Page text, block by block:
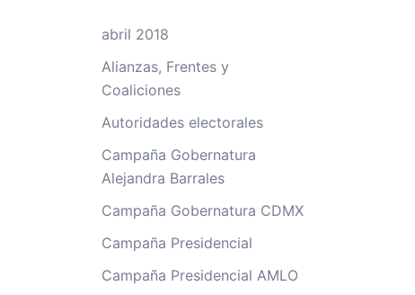
abril 2018
Alianzas, Frentes y
Coaliciones
Autoridades electorales
Campaña Gobernatura
Alejandra Barrales
Campaña Gobernatura CDMX
Campaña Presidencial
Campaña Presidencial AMLO